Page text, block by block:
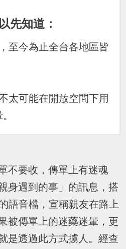
先知道：
至今為止全台各地區皆
太可能在開放空間下用
不要收，傳單上有迷魂
身遇到的事」的訊息，搭
語音檔，宣稱親友在路上
被傳單上的迷藥迷暈，更
是透過此方式擄人。經查